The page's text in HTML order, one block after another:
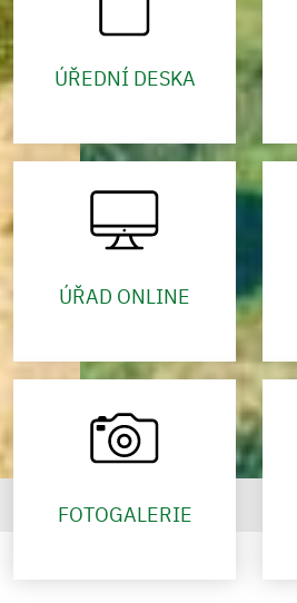
ÚŘEDNÍ DESKA
ÚŘAD ONLINE
FOTOGALERIE